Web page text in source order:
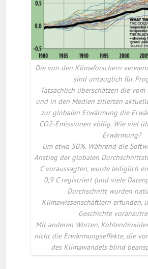
Die von den Klimaforschern
sind untauglich für
Tatsächlich überschätzen die vom
und in den Medien zitierten
zur globalen Erwärmung die
CO2-Emissionen völlig. Wie viel
Erwärmung?
Um etwa 50%. Während die
Anstieg der globalen
C voraussagten, wurde lediglich
0,9 C registriert (und viele
Durchschnitt wurden
Klimawissenschaftlern erfunden,
Geschichte
Mit anderen Worten,
nicht die Erwärmungseffekte, die
des Klimawandels blind